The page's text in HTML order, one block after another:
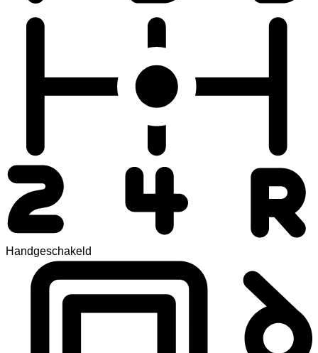
Handgeschakeld